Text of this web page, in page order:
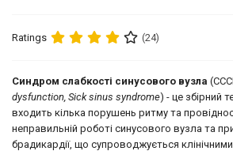
Ratings (24)
Синдром слабкості синусового вузла
dysfunction, Sick sinus syndrome) - це збірний
входить кілька порушень ритму та
неправильній роботі синусового вузла та
брадикардії, що супроводжується